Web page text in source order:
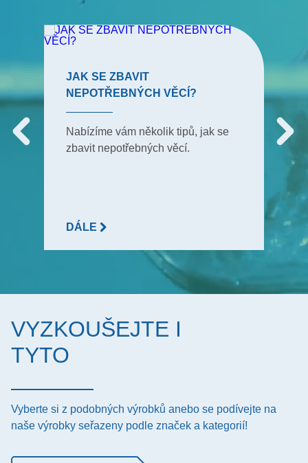
JAK SE ZBAVIT
NEPOTŘEBNÝCH VĚCÍ?
Nabízíme vám několik tipů, jak se
zbavit nepotřebných věcí.
DÁLE
VYZKOUŠEJTE I
TYTO
Vyberte si z podobných výrobků anebo se podívejte na
naše výrobky seřazeny podle značek a kategorií!